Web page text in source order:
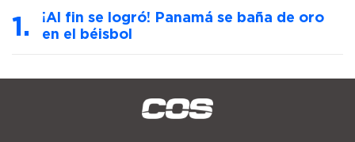
¡Al fin se logró! Panamá se baña de oro
en el béisbol